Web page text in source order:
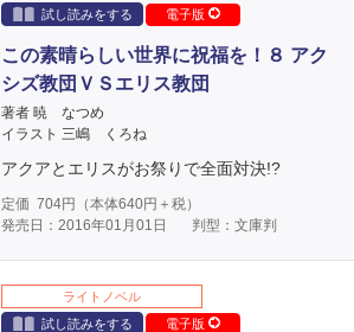
試し読みをする 電子版
この素晴らしい世界に祝福を！８ アク
シズ教団ＶＳエリス教団
著者 暁 なつめ
イラスト 三嶋 くろね
アクアとエリスがお祭りで全面対決!?
定価 704円（本体640円＋税）
発売日：2016年01月01日
判型：文庫判
ライトノベル
試し読みをする
電子版